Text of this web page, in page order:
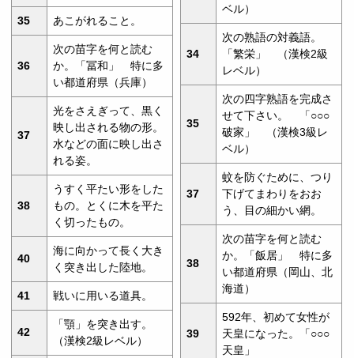
35 あこがれること。
36
次の苗字を何と読む
か。「冨和」 特に多
い都道府県（兵庫）
37
光をさえぎって、黒く
映し出される物の形。
水などの面に映し出さ
れる姿。
38
うすく平たい形をした
もの。とくに木を平た
く切ったもの。
40
海に向かって長く大き
く突き出した陸地。
41 戦いに用いる道具。
42
「顎」を突き出す。
（漢検2級レベル）
ベル）
34
次の熟語の対義語。
「繁栄」 （漢検2級
レベル）
35
次の四字熟語を完成さ
せて下さい。 「○○○
破家」 （漢検3級レ
ベル）
37
蚊を防ぐために、つり
下げてまわりをおお
う、目の細かい網。
38
次の苗字を何と読む
か。「飯居」 特に多
い都道府県（岡山、北
海道）
39
592年、初めて女性が
天皇になった。「○○○
天皇」